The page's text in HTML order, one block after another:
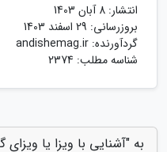
انتشار: 8 آبان 1403
بروزرسانی: 29 اسفند 1403
گردآورنده: andishemag.ir
شناسه مطلب: 2374
به "آشنایی با ویزا یا